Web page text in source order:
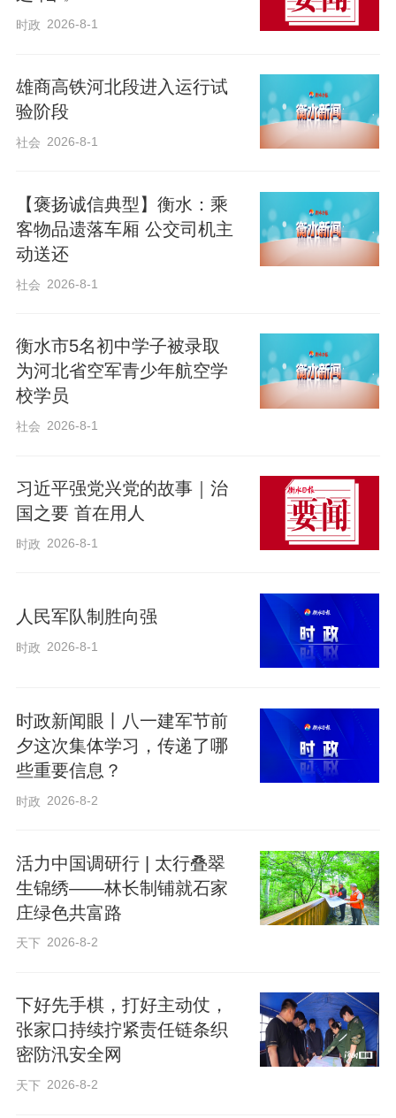
应朝鲜劳动党总书记、朝鲜民主主义人民
共和国国务委员长金正恩邀请，中共中央
月8日至9日对朝鲜民主主义人民共和国进
行国事访问。
中朝是命运与共、守望相助的好邻居、好
次踏上这片山水相连的土地。此次历史性
访问将为两党两国关系发展擘画新蓝图，
为中朝携手建设社会主义事业注入强劲动
力，为地区和平稳定繁荣作出新贡献。
领航把舵，中朝关系破浪前行
时政 2026-8-1
雄商高铁河北段进入运行试
验阶段
社会 2026-8-1
【褒扬诚信典型】衡水：乘
客物品遗落车厢 公交司机主
动送还
社会 2026-8-1
衡水市5名初中学子被录取
为河北省空军青少年航空学
校学员
社会 2026-8-1
习近平强党兴党的故事｜治
国之要 首在用人
时政 2026-8-1
人民军队制胜向强
时政 2026-8-1
时政新闻眼丨八一建军节前
夕这次集体学习，传递了哪
些重要信息？
时政 2026-8-2
活力中国调研行 | 太行叠翠
生锦绣——林长制铺就石家
庄绿色共富路
天下 2026-8-2
下好先手棋，打好主动仗，
张家口持续拧紧责任链条织
密防汛安全网
天下 2026-8-2